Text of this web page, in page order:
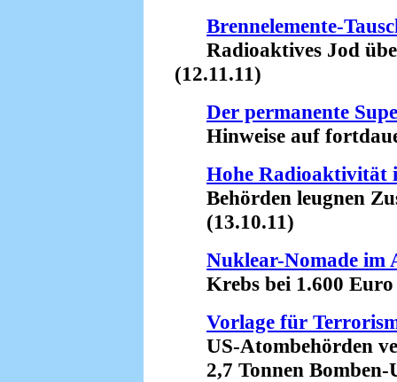
Brennelemente-
Radioaktives Jod
(12.11.11)
Der permanente
Hinweise auf
Hohe Radioaktivität
Behörden leugnen
(13.10.11)
Nuklear-Nomade im
Krebs bei 1.600 Euro
Vorlage für
US-Atombehörden
2,7 Tonnen Bomben-